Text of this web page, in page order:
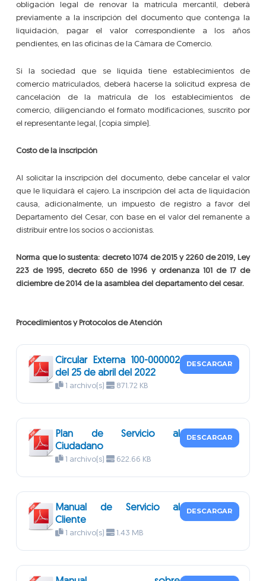
obligación legal de renovar la matrícula mercantil, deberá
previamente a la inscripción del documento que contenga la
liquidación, pagar el valor correspondiente a los años
pendientes, en las oficinas de la Cámara de Comercio.
Si la sociedad que se liquida tiene establecimientos de
comercio matriculados, deberá hacerse la solicitud expresa de
cancelación de la matrícula de los establecimientos de
comercio, diligenciando el formato modificaciones, suscrito por
el representante legal, (copia simple).
Costo de la inscripción
Al solicitar la inscripción del documento, debe cancelar el valor
que le liquidará el cajero. La inscripción del acta de liquidación
causa, adicionalmente, un impuesto de registro a favor del
Departamento del Cesar, con base en el valor del remanente a
distribuir entre los socios o accionistas.
Norma que lo sustenta: decreto 1074 de 2015 y 2260 de 2019, Ley
223 de 1995, decreto 650 de 1996 y ordenanza 101 de 17 de
diciembre de 2014 de la asamblea del departamento del cesar.
Procedimientos y Protocolos de Atención
Circular Externa 100-000002
del 25 de abril del 2022
1 archivo(s) 871.72 KB
DESCARGAR
Plan de Servicio al
Ciudadano
1 archivo(s) 622.66 KB
DESCARGAR
Manual de Servicio al
Cliente
1 archivo(s) 1.43 MB
DESCARGAR